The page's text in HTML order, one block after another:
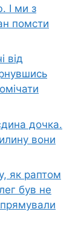
І ми з
помсти
від
дочка.
вони
як раптом
був не